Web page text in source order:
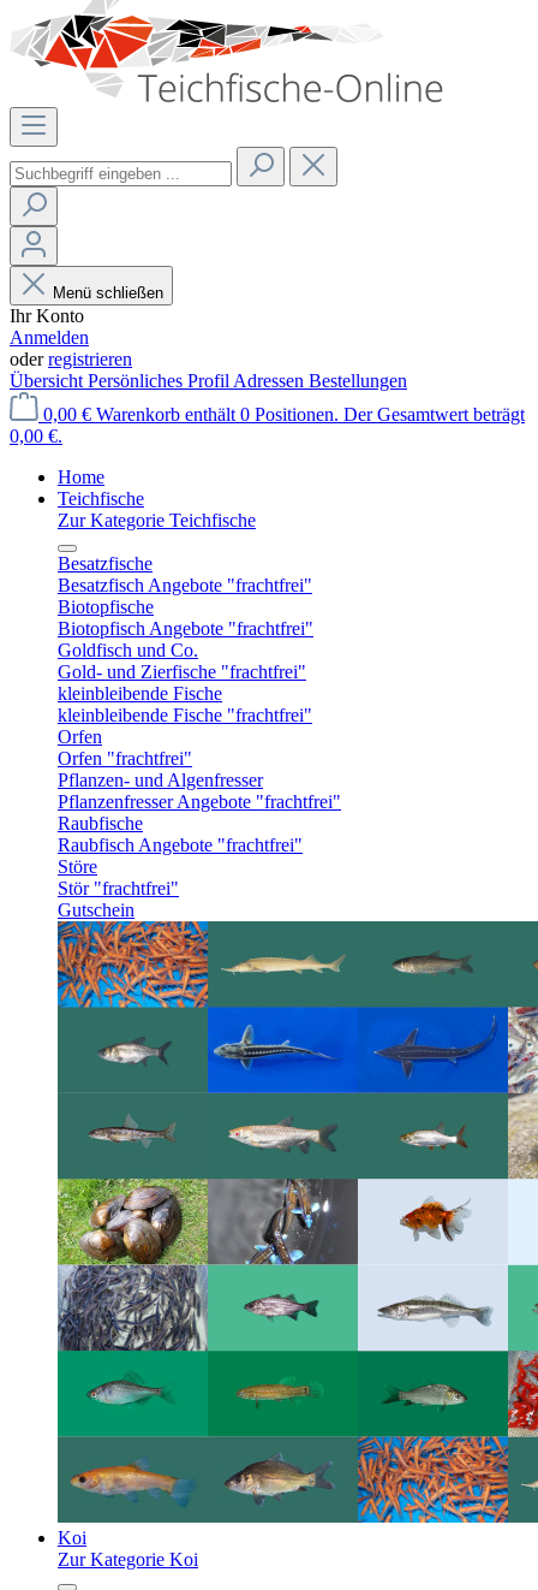
Menü schließen
Ihr Konto
Anmelden
oderregistrieren
Übersicht Persönliches Profil Adressen Bestellungen
0,00 € Warenkorb enthält 0 Positionen. Der Gesamtwert beträgt
0,00 €.
Home
Teichfische
Zur Kategorie Teichfische
Besatzfische
Besatzfisch Angebote "frachtfrei"
Biotopfische
Biotopfisch Angebote "frachtfrei"
Goldfisch und Co.
Gold- und Zierfische "frachtfrei"
kleinbleibende Fische
kleinbleibende Fische "frachtfrei"
Orfen
Orfen "frachtfrei"
Pflanzen- und Algenfresser
Pflanzenfresser Angebote "frachtfrei"
Raubfische
Raubfisch Angebote "frachtfrei"
Störe
Stör "frachtfrei"
Gutschein
Koi
Zur Kategorie Koi